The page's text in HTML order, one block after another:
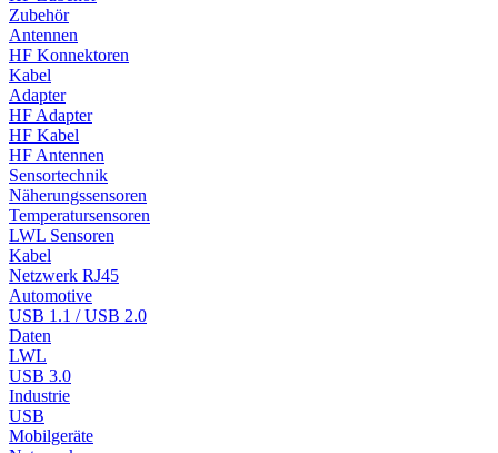
Zubehör
Antennen
HF Konnektoren
Kabel
Adapter
HF Adapter
HF Kabel
HF Antennen
Sensortechnik
Näherungssensoren
Temperatursensoren
LWL Sensoren
Kabel
Netzwerk RJ45
Automotive
USB 1.1 / USB 2.0
Daten
LWL
USB 3.0
Industrie
USB
Mobilgeräte